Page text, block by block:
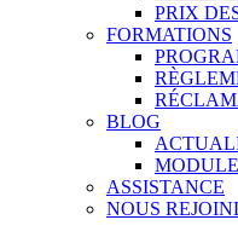
PRIX
FORMATIONS
BLOG
ASSISTANCE
NOUS